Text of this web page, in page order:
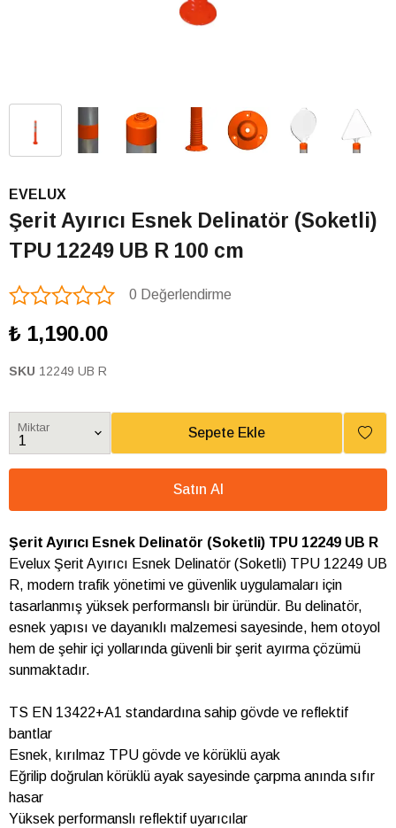
EVELUX
Şerit Ayırıcı Esnek Delinatör (Soketli)
TPU 12249 UB R 100 cm
0 Değerlendirme
₺ 1,190.00
SKU 12249 UB R
Miktar Sepete Ekle
Satın Al
Şerit Ayırıcı Esnek Delinatör (Soketli) TPU 12249 UB R
Evelux Şerit Ayırıcı Esnek Delinatör (Soketli) TPU 12249 UB
R, modern trafik yönetimi ve güvenlik uygulamaları için
tasarlanmış yüksek performanslı bir üründür. Bu delinatör,
esnek yapısı ve dayanıklı malzemesi sayesinde, hem otoyol
hem de şehir içi yollarında güvenli bir şerit ayırma çözümü
sunmaktadır.
TS EN 13422+A1 standardına sahip gövde ve reflektif
bantlar
Esnek, kırılmaz TPU gövde ve körüklü ayak
Eğrilip doğrulan körüklü ayak sayesinde çarpma anında sıfır
hasar
Yüksek performanslı reflektif uyarıcılar